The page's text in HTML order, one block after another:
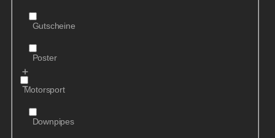
Gutscheine
Poster
Motorsport
Downpipes